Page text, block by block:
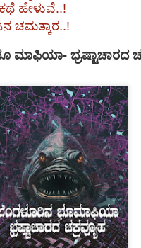
ಹೇಳುವೆ..!
ಚಮತ್ಕಾರ..!
ಮಾಫಿಯಾ- ಭ್ರಷ್ಟಾಚಾರದ